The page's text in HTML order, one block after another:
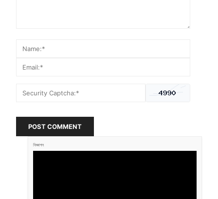
POST COMMENT
বিজ্ঞাপন